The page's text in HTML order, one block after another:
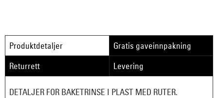
Produktdetaljer
Gratis gaveinnpakning
Returrett
Levering
DETALJER FOR BAKETRINSE I PLAST MED RUTER.